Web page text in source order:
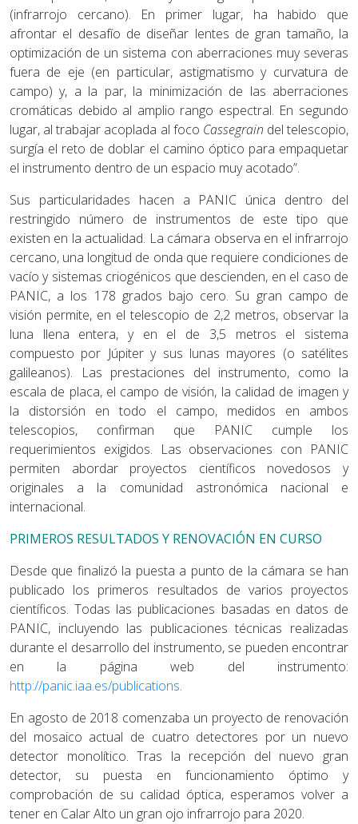
(infrarrojo cercano). En primer lugar, ha habido que
afrontar el desafío de diseñar lentes de gran tamaño, la
optimización de un sistema con aberraciones muy severas
fuera de eje (en particular, astigmatismo y curvatura de
campo) y, a la par, la minimización de las aberraciones
cromáticas debido al amplio rango espectral. En segundo
lugar, al trabajar acoplada al foco Cassegrain del telescopio,
surgía el reto de doblar el camino óptico para empaquetar
el instrumento dentro de un espacio muy acotado”.
Sus particularidades hacen a PANIC única dentro del
restringido número de instrumentos de este tipo que
existen en la actualidad. La cámara observa en el infrarrojo
cercano, una longitud de onda que requiere condiciones de
vacío y sistemas criogénicos que descienden, en el caso de
PANIC, a los 178 grados bajo cero. Su gran campo de
visión permite, en el telescopio de 2,2 metros, observar la
luna llena entera, y en el de 3,5 metros el sistema
compuesto por Júpiter y sus lunas mayores (o satélites
galileanos). Las prestaciones del instrumento, como la
escala de placa, el campo de visión, la calidad de imagen y
la distorsión en todo el campo, medidos en ambos
telescopios, confirman que PANIC cumple los
requerimientos exigidos. Las observaciones con PANIC
permiten abordar proyectos científicos novedosos y
originales a la comunidad astronómica nacional e
internacional.
PRIMEROS RESULTADOS Y RENOVACIÓN EN CURSO
Desde que finalizó la puesta a punto de la cámara se han
publicado los primeros resultados de varios proyectos
científicos. Todas las publicaciones basadas en datos de
PANIC, incluyendo las publicaciones técnicas realizadas
durante el desarrollo del instrumento, se pueden encontrar
en la página web del instrumento:
http://panic.iaa.es/publications.
En agosto de 2018 comenzaba un proyecto de renovación
del mosaico actual de cuatro detectores por un nuevo
detector monolítico. Tras la recepción del nuevo gran
detector, su puesta en funcionamiento óptimo y
comprobación de su calidad óptica, esperamos volver a
tener en Calar Alto un gran ojo infrarrojo para 2020.